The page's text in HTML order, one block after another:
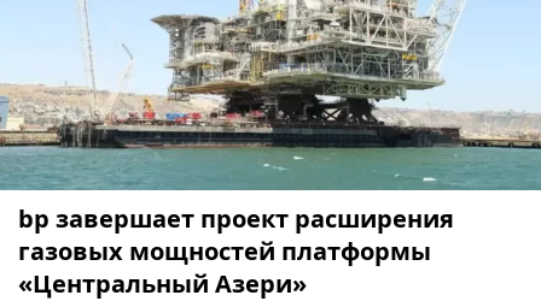
bp завершает проект расширения
газовых мощностей платформы
«Центральный Азери»